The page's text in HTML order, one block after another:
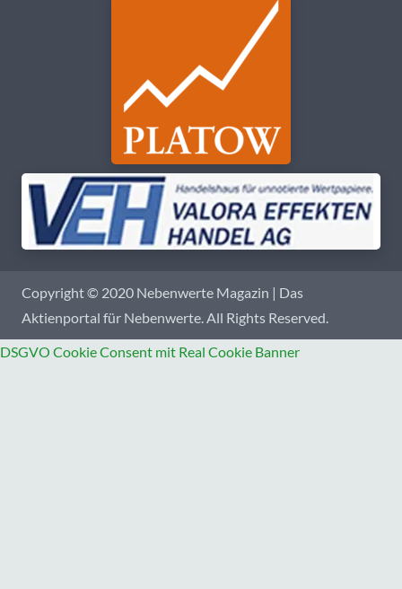
Copyright © 2020 Nebenwerte Magazin | Das
Aktienportal für Nebenwerte. All Rights Reserved.
DSGVO Cookie Consent mit Real Cookie Banner